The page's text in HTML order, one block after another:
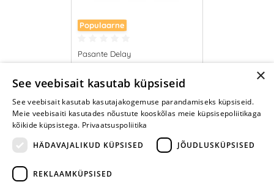
Populaarne
Pasante Delay
0.35 €
LISA OSTUKORVI
×
See veebisait kasutab küpsiseid
See veebisait kasutab kasutajakogemuse parandamiseks küpsiseid.
Meie veebisaiti kasutades nõustute kooskõlas meie küpsisepoliitikaga
kõikide küpsistega. Privaatsuspoliitika
HÄDAVAJALIKUD KÜPSISED
JÕUDLUSKÜPSISED
REKLAAMKÜPSISED